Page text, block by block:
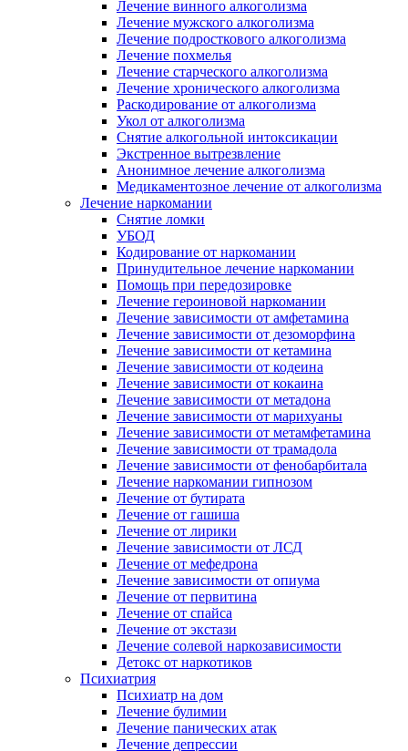
Лечение винного алкоголизма
Лечение мужского алкоголизма
Лечение подросткового алкоголизма
Лечение похмелья
Лечение старческого алкоголизма
Лечение хронического алкоголизма
Раскодирование от алкоголизма
Укол от алкоголизма
Снятие алкогольной интоксикации
Экстренное вытрезвление
Анонимное лечение алкоголизма
Медикаментозное лечение от алкоголизма
Лечение наркомании
Снятие ломки
УБОД
Кодирование от наркомании
Принудительное лечение наркомании
Помощь при передозировке
Лечение героиновой наркомании
Лечение зависимости от амфетамина
Лечение зависимости от дезоморфина
Лечение зависимости от кетамина
Лечение зависимости от кодеина
Лечение зависимости от кокаина
Лечение зависимости от метадона
Лечение зависимости от марихуаны
Лечение зависимости от метамфетамина
Лечение зависимости от трамадола
Лечение зависимости от фенобарбитала
Лечение наркомании гипнозом
Лечение от бутирата
Лечение от гашиша
Лечение от лирики
Лечение зависимости от ЛСД
Лечение от мефедрона
Лечение зависимости от опиума
Лечение от первитина
Лечение от спайса
Лечение от экстази
Лечение солевой наркозависимости
Детокс от наркотиков
Психиатрия
Психиатр на дом
Лечение булимии
Лечение панических атак
Лечение депрессии